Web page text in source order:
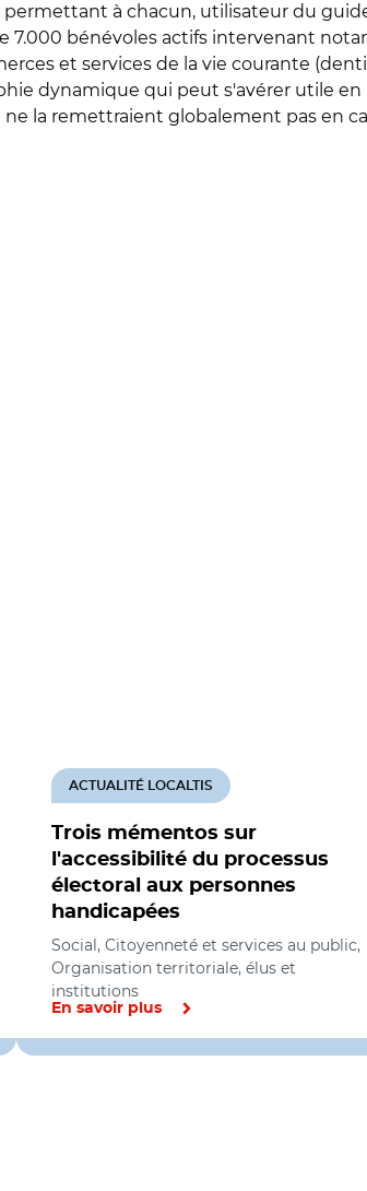
à chacun, utilisateur du
7.000 bénévoles actifs intervenant
et services de la vie courante
dynamique qui peut s'avérer utile
la remettraient globalement pas en
Trois mémentos sur
l'accessibilité du processus
électoral aux personnes
handicapées
ACTUALITÉ LOCALTIS
Social, Citoyenneté et services au public,
Organisation territoriale, élus et
institutions
En savoir plus